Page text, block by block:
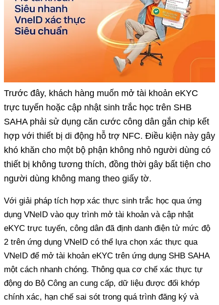
Trước đây, khách hàng muốn mở tài khoản eKYC
trực tuyến hoặc cập nhật sinh trắc học trên SHB
SAHA phải sử dụng căn cước công dân gắn chip kết
hợp với thiết bị di động hỗ trợ NFC. Điều kiện này gây
khó khăn cho một bộ phận không nhỏ người dùng có
thiết bị không tương thích, đồng thời gây bất tiện cho
người dùng không mang theo giấy tờ.
Với giải pháp tích hợp xác thực sinh trắc học qua ứng
dụng VNeID vào quy trình mở tài khoản và cập nhật
eKYC trực tuyến, công dân đã định danh điện tử mức độ
2 trên ứng dụng VNeID có thể lựa chọn xác thực qua
VNeID để mở tài khoản eKYC trên ứng dụng SHB SAHA
một cách nhanh chóng. Thông qua cơ chế xác thực tự
động do Bộ Công an cung cấp, dữ liệu được đối khớp
chính xác, hạn chế sai sót trong quá trình đăng ký và